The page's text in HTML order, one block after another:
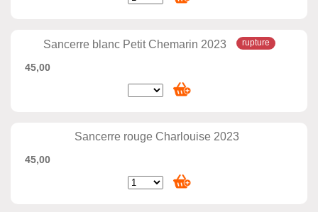
Sancerre blanc Petit Chemarin 2023
45,00
Sancerre rouge Charlouise 2023
45,00